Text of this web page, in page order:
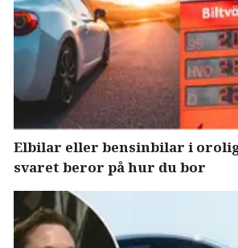
Elbilar eller bensinbilar i
svaret beror på hur du bor